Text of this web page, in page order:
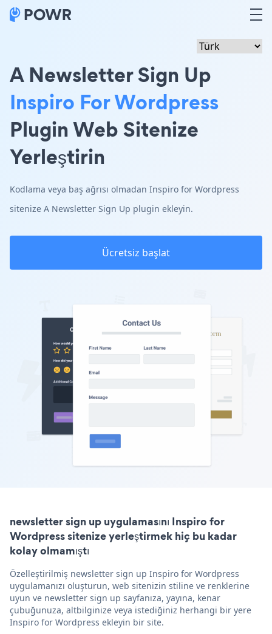
A Newsletter Sign Up
Inspiro For Wordpress
Plugin Web Sitenize
Yerleştirin
Kodlama veya baş ağrısı olmadan Inspiro for Wordpress
sitenize A Newsletter Sign Up plugin ekleyin.
Ücretsiz başlat
newsletter sign up uygulamasını Inspiro for
Wordpress sitenize yerleştirmek hiç bu kadar
kolay olmamıştı
Özelleştirilmiş newsletter sign up Inspiro for Wordpress
uygulamanızı oluşturun, web sitenizin stiline ve renklerine
uyun ve newsletter sign up sayfanıza, yayına, kenar
çubuğunuza, altbilginize veya istediğiniz herhangi bir yere
Inspiro for Wordpress ekleyin bir site.